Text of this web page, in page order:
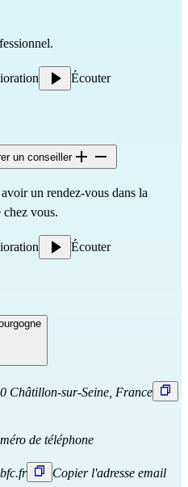
Écouter
un conseiller
un rendez-vous dans la
vous.
Écouter
Châtillon-sur-Seine, France
de téléphone
Copier l'adresse email